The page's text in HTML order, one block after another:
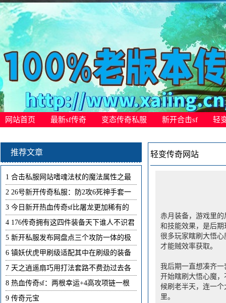
网站首页 最新sf传奇 变态传奇私服 新开合击sf 轻
轻变传奇网站
赤月装备，游戏里
和技能效果，是后
很多玩家瞎刷大悟
才能贼效率获取。
我后期一直想凑齐
开始瞎刷大悟心魔
候刷老半天，连一
里。
推荐文章
1 合击私服网站嗜魂法杖的魔法属性之最
2 26号新开传奇私服：防2攻6死神手套一
3 今日新开热血传奇sf比屠龙更加稀有的
4 176传奇拥有这四件装备天下谁人不识君
5 新开私服发布网盘点三个攻防一体的极
6 镇妖伏虎甲刷级适配其中在刷级的装备
7 天之逍遥扇巧用打法套路不费劲过去各
8 热血传奇sf：两根幸运+4高攻项链一根
9 传奇元宝